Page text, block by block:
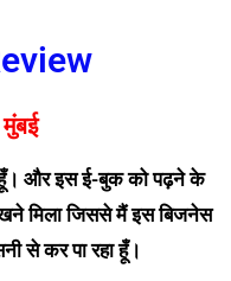
हूँ। और इस ई-बुक को पढ़ने के
मिला जिससे मैं इस बिजनेस
से कर पा रहा हूँ।